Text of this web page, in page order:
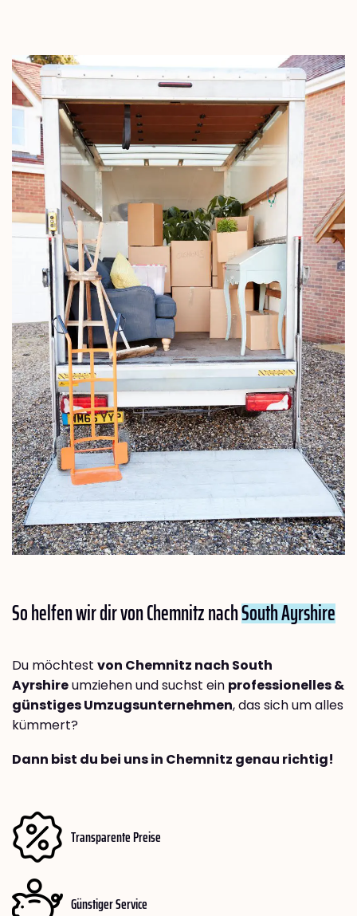
So helfen wir dir von Chemnitz nachSouth Ayrshire
Du möchtest von Chemnitz nach South
Ayrshireumziehen und suchst ein professionelles &
günstiges Umzugsunternehmen, das sich um alles
kümmert?
Dann bist du bei uns in Chemnitz genau richtig!
Transparente Preise
Günstiger Service